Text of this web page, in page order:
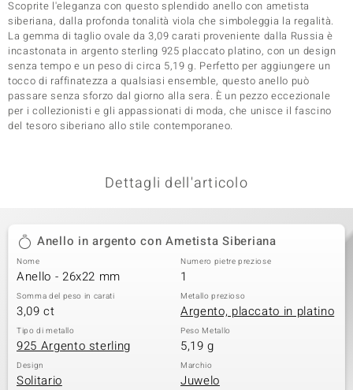
Scoprite l'eleganza con questo splendido anello con ametista
siberiana, dalla profonda tonalità viola che simboleggia la regalità.
La gemma di taglio ovale da 3,09 carati proveniente dalla Russia è
incastonata in argento sterling 925 placcato platino, con un design
senza tempo e un peso di circa 5,19 g. Perfetto per aggiungere un
tocco di raffinatezza a qualsiasi ensemble, questo anello può
passare senza sforzo dal giorno alla sera. È un pezzo eccezionale
per i collezionisti e gli appassionati di moda, che unisce il fascino
del tesoro siberiano allo stile contemporaneo.
Dettagli dell'articolo
Anello in argento con Ametista Siberiana
Nome
Anello - 26x22 mm
Numero pietre preziose
1
Somma del peso in carati
3,09 ct
Metallo prezioso
Argento, placcato in platino
Tipo di metallo
925 Argento sterling
Peso Metallo
5,19 g
Design
Solitario
Marchio
Juwelo